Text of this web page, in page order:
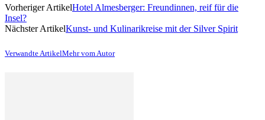
Vorheriger ArtikelHotel Almesberger: Freundinnen, reif für die
Insel?
Nächster ArtikelKunst- und Kulinarikreise mit der Silver Spirit
Verwandte ArtikelMehr vom Autor